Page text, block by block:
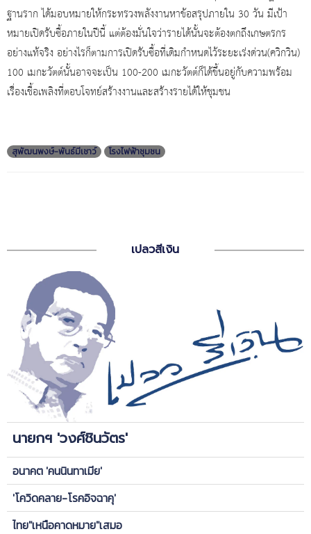
ฐานราก ได้มอบหมายให้กระทรวงพลังงานหาข้อสรุปภายใน 30 วัน มีเป้า
หมายเปิดรับซื้อภายในปีนี้ แต่ต้องมั่นใจว่ารายได้นั้นจะต้องตกถึงเกษตรกร
อย่างแท้จริง อย่างไรก็ตามการเปิดรับซื้อที่เดิมกำหนดไว้ระยะเร่งด่วน(ควิกวิน)
100 เมกะวัตต์นั้นอาจจะเป็น 100-200 เมกะวัตต์ก็ได้ขึ้นอยู่กับความพร้อม
เรื่องเชื้อเพลิงที่ตอบโจทย์สร้างงานและสร้างรายได้ให้ชุมชน
สุพัฒนพงษ์-พันธ์มีเชาว์ โรงไฟฟ้าชุมชน
เปลวสีเงิน
นายกฯ 'วงศ์ชินวัตร'
อนาคต 'คนนินทาเมีย'
'โควิดคลาย-โรคอิจฉาคุ'
ไทย"เหนือคาดหมาย"เสมอ